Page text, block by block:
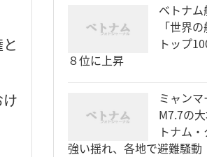
ベトナム
「世界
トップ
８位に上昇
ミャンマ
M7.7の
トナム
強い揺れ、各地で避難騒動